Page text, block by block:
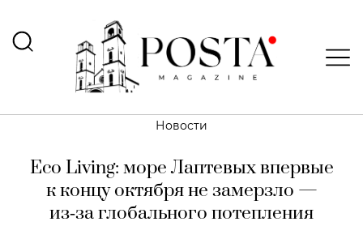
Новости
Eco Living: море Лаптевых впервые
к концу октября не замерзло —
из‑за глобального потепления